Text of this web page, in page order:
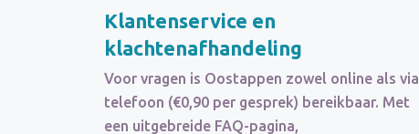
Klantenservice en
klachtenafhandeling
Voor vragen is Oostappen zowel online als via
telefoon (€0,90 per gesprek) bereikbaar. Met
een uitgebreide FAQ-pagina,